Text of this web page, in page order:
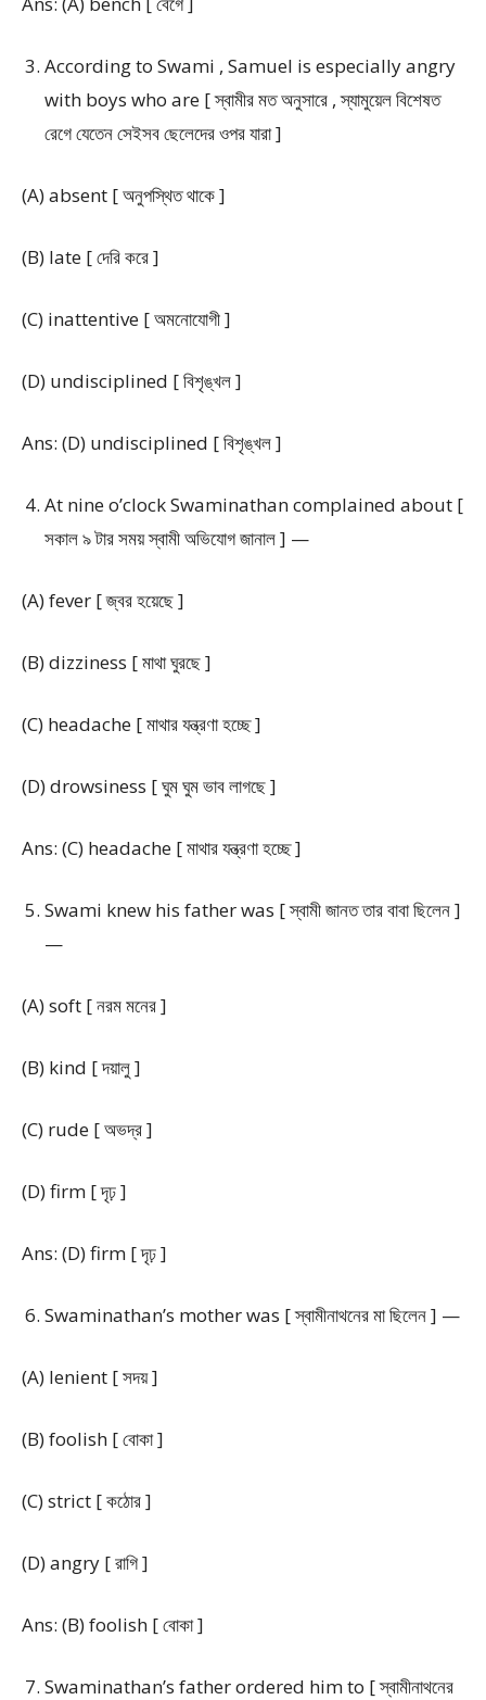
According to Swami , Samuel is especially angry
with boys who are [ স্বামীর মত অনুসারে , স্যামুয়েল বিশেষত
রেগে যেতেন সেইসব ছেলেদের ওপর যারা ]
(A) absent [ অনুপস্থিত থাকে ]
(B) late [ দেরি করে ]
(C) inattentive [ অমনোযোগী ]
(D) undisciplined [ বিশৃঙ্খল ]
Ans: (D) undisciplined [ বিশৃঙ্খল ]
At nine o’clock Swaminathan complained about [
সকাল ৯ টার সময় স্বামী অভিযোগ জানাল ] —
(A) fever [ জ্বর হয়েছে ]
(B) dizziness [ মাথা ঘুরছে ]
(C) headache [ মাথার যন্ত্রণা হচ্ছে ]
(D) drowsiness [ ঘুম ঘুম ভাব লাগছে ]
Ans: (C) headache [ মাথার যন্ত্রণা হচ্ছে ]
Swami knew his father was [ স্বামী জানত তার বাবা ছিলেন ]
—
(A) soft [ নরম মনের ]
(B) kind [ দয়ালু ]
(C) rude [ অভদ্র ]
(D) firm [ দৃঢ় ]
Ans: (D) firm [ দৃঢ় ]
Swaminathan’s mother was [ স্বামীনাথনের মা ছিলেন ] —
(A) lenient [ সদয় ]
(B) foolish [ বোকা ]
(C) strict [ কঠোর ]
(D) angry [ রাগি ]
Ans: (B) foolish [ বোকা ]
Swaminathan’s father ordered him to [ স্বামীনাথনের